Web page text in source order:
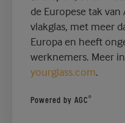
de Europese tak
vlakglas, met meer
Europa en heeft
werknemers. Meer
yourglass.com.
Powered by AGC®